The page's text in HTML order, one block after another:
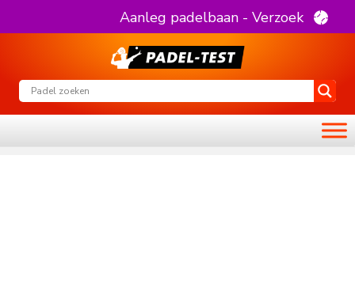
Aanleg padelbaan - Verzoek